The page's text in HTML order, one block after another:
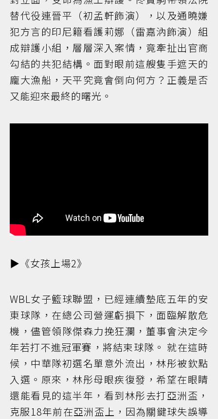
替代役連晉平（初孟軒飾演），以及通曉嫌
犯方言的印尼籍看護莉娜（雷嘉汭飾演）組
成辯護小組，層層深入案情，竟牽扯出官商
勾結的共犯結構。面對眼前這艘隻手遮天的
龐大漁船，天平究竟會倒向何方？正義是否
又能迎來最終的曙光。
▶️《女孩上場2》
WBL女子籃球聯盟，已經連續墊底五年的安
東球隊，在總公司營運虧損下，面臨解散危
機，儘管領隊傑森力挽狂瀾，董事會決定今
年若打不進冠軍賽，將結束球隊。 就在這時
候，中華隊初選名單意外流出，林彤被欽點
入選。原來，林彤母眼疾復發，希望在眼睛
還能看見的這半年，看到林彤去打亞洲盃，
克服18年前在亞洲盃上，因為關鍵球失誤導